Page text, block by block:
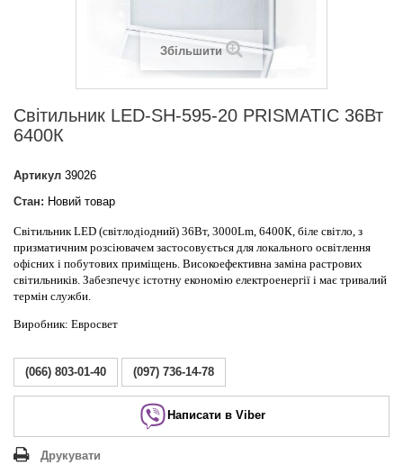
Збільшити
Світильник LED-SH-595-20 PRISMATIC 36Вт
6400К
Артикул 39026
Стан: Новий товар
Світильник LED (світлодіодний) 36Вт, 3000Lm, 6400К, біле світло, з
призматичним розсіювачем застосовується для локального освітлення
офісних і побутових приміщень. Високоефективна заміна растрових
світильників. Забезпечує істотну економію електроенергії і має тривалий
термін служби.
Виробник: Евросвет
(066) 803-01-40 (097) 736-14-78
Написати в Viber
Друкувати